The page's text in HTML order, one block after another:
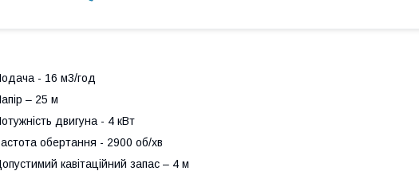
- 16 м3/год
– 25 м
двигуна - 4 кВт
обертання - 2900 об/хв
кавітаційний запас – 4 м